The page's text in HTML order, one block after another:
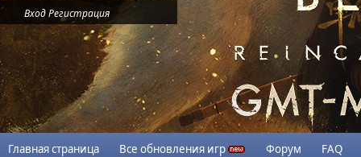
ВходРегистрация
Главная страница Все обновления игр Форум FAQ